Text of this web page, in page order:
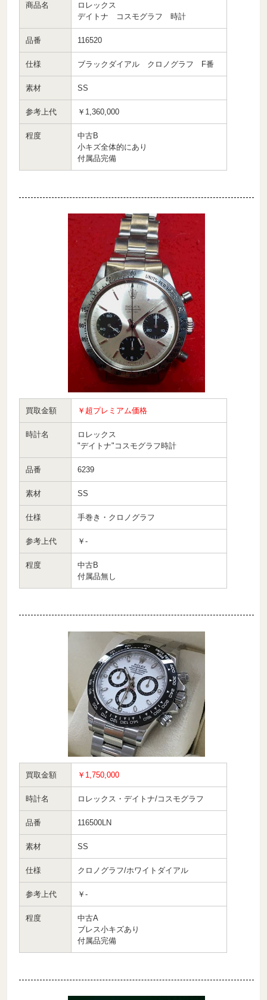
商品名
ロレックス
デイトナ コスモグラフ 時計
品番 116520
仕様 ブラックダイアル クロノグラフ F番
素材 SS
参考上代 ￥1,360,000
程度
中古B
小キズ全体的にあり
付属品完備
買取金額 ￥超プレミアム価格
時計名
ロレックス
"デイトナ"コスモグラフ時計
品番 6239
素材 SS
仕様 手巻き・クロノグラフ
参考上代 ￥-
程度
中古B
付属品無し
買取金額 ￥1,750,000
時計名 ロレックス・デイトナ/コスモグラフ
品番 116500LN
素材 SS
仕様 クロノグラフ/ホワイトダイアル
参考上代 ￥-
程度
中古A
ブレス小キズあり
付属品完備